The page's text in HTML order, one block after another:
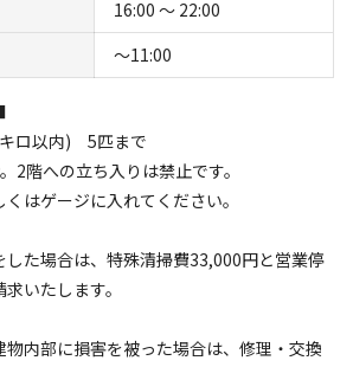
16:00 〜 22:00
〜11:00
キロ以内) 5匹まで
2階への立ち入りは禁止です。
はゲージに入れてください。
た場合は、特殊清掃費33,000円と営業停
いたします。
物内部に損害を被った場合は、修理・交換
お知らせ
の予約までしかお受けできません。16名